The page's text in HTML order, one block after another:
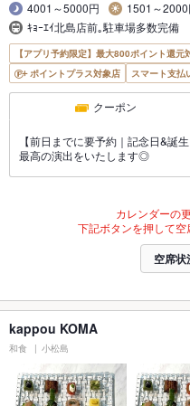
4001～5000円
1501～2000
ｷｮｰｴｲ北島店前｡駐車場多数完備
【アプリ予約限定】最大800ポイント還元
ポイントプラス対象店
スマート支払
クーポン
【前日までに要予約｜記念日&誕
最高の演出をいたします◎
カレンダーの
下記ボタンを押して空
空席状
kappou KOMA
和食 小松島